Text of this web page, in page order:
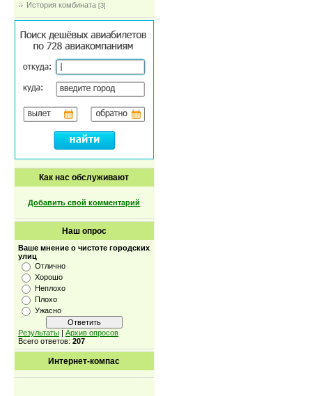
История комбината [3]
Как нас обслуживают
Добавить свой комментарий
Наш опрос
Ваше мнение о чистоте городских
улиц
Отлично
Хорошо
Неплохо
Плохо
Ужасно
Результаты | Архив опросов
Всего ответов: 207
Интернет-компас